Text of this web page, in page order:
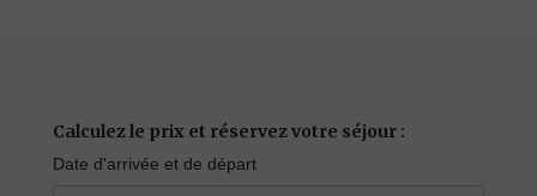
Calculez le prix et réservez votre séjour :
Date d'arrivée et de départ